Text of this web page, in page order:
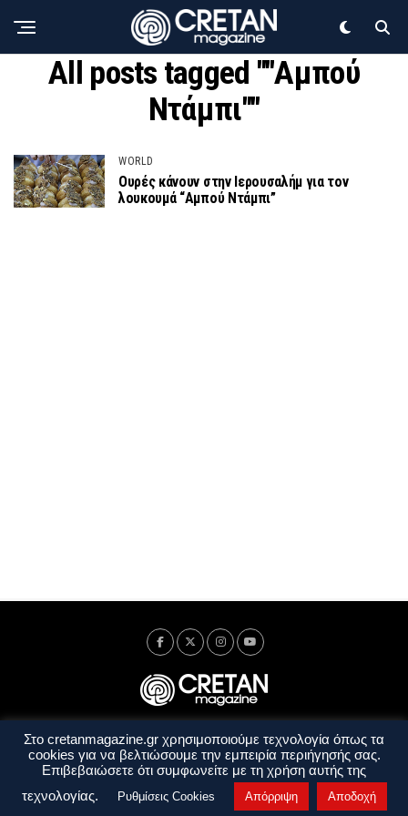
All posts tagged ""Αμπού
Ντάμπι""
WORLD
Ουρές κάνουν στην Ιερουσαλήμ για τον
λουκουμά “Αμπού Ντάμπι”
Ταυτότητα Πολιτική Απορρήτου
Όροι Χρήσης
Όροι και Προϋποθέσεις
Στο cretanmagazine.gr χρησιμοποιούμε τεχνολογία όπως τα
cookies για να βελτιώσουμε την εμπειρία περιήγησής σας.
Επιβεβαιώσετε ότι συμφωνείτε με τη χρήση αυτής της
τεχνολογίας.
Ρυθμίσεις Cookies Απόρριψη Αποδοχή